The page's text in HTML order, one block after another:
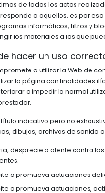
de todos los actos
a aquellos, es por
informáticos, filtros y
los materiales a los que
hacer un uso
a utilizar la Web de
la página con finalidades
o impedir la normal
título indicativo pero no
dibujos, archivos de sonido
desprecie o atente contra
o promueva actuaciones
o promueva actuaciones,